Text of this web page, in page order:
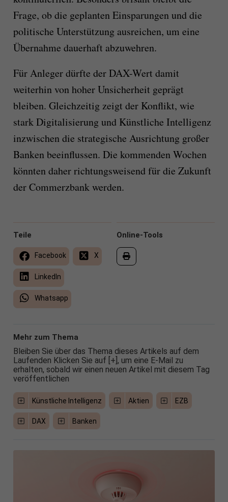
Frage, ob die geplanten Einsparungen und die
politische Unterstützung ausreichen, um eine
Übernahme dauerhaft abzuwehren.
Für Anleger dürfte der DAX-Wert damit
weiterhin von hoher Unsicherheit geprägt
bleiben. Gleichzeitig zeigt der Konflikt, wie
stark Digitalisierung und Künstliche Intelligenz
inzwischen die strategische Ausrichtung großer
Banken beeinflussen. Die kommenden Wochen
könnten daher richtungsweisend für die Zukunft
der Commerzbank werden.
Online-Tools
Teile
Facebook X
LinkedIn
Whatsapp
Mehr zum Thema
Bleiben Sie über das Thema dieses Artikels auf dem
Laufenden Klicken Sie auf [+], um eine E-Mail zu
erhalten, sobald wir einen neuen Artikel mit diesem Tag
veröffentlichen
Künstliche Intelligenz Aktien EZB
DAX Banken